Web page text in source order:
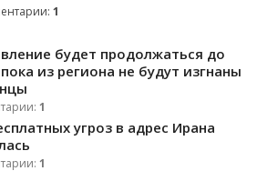
1
будет продолжаться до
из региона не будут изгнаны
1
угроз в адрес Ирана
1